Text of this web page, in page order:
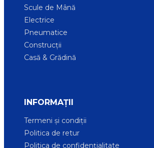
Scule de Mână
Electrice
Pneumatice
Construcții
Casă & Grădină
INFORMAȚII
Termeni și condiții
Politica de retur
Politica de confidențialitate